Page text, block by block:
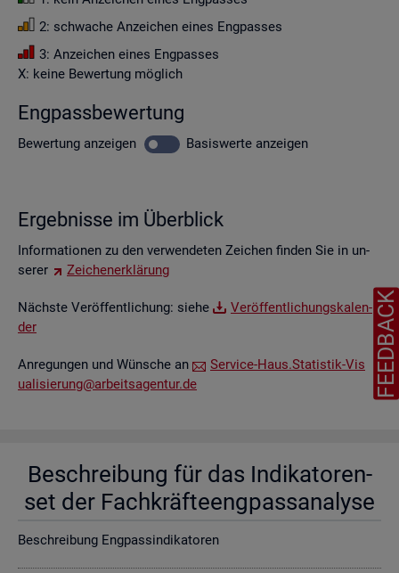
2: schwa­che An­zei­chen eines Eng­pas­ses
3: An­zei­chen eines Eng­pas­ses
X: keine Be­wer­tung mög­lich
Eng­pass­be­wer­tung
Be­wer­tung an­zei­gen Ba­sis­wer­te an­zei­gen
Er­geb­nis­se im Über­blick
In­for­ma­tio­nen zu den ver­wen­de­ten Zei­chen fin­den Sie in un­
se­rer
Zei­chen­er­klä­rung
Nächs­te Ver­öf­fent­li­chung: siehe
Ver­öf­fent­li­chungs­ka­len­
der
An­re­gun­gen und Wün­sche an
Ser­vice-Haus.​Statistik-​Vis​
uali​sier​ung@​arb​eits​agen​tur.​de
Be­schrei­bung für das In­di­ka­to­ren­
set der Fach­kräf­te­eng­pass­ana­ly­se
Be­schrei­bung Eng­pas­sin­di­ka­to­ren
FEEDBACK